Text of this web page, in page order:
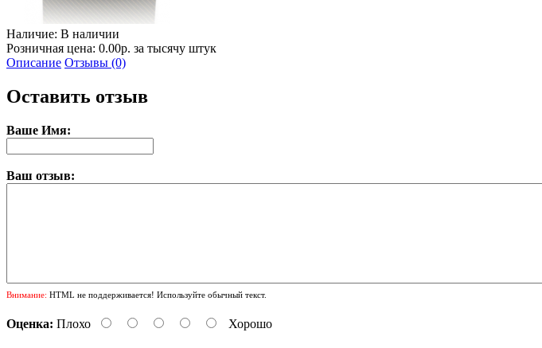
Наличие: В наличии
Розничная цена: 0.00р. за тысячу штук
Описание Отзывы (0)
Оставить отзыв
Ваше Имя:
Ваш отзыв:
Внимание: HTML не поддерживается! Используйте обычный текст.
Оценка: Плохо Хорошо